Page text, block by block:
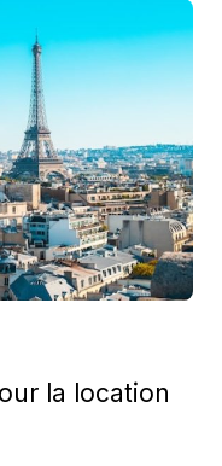
la location